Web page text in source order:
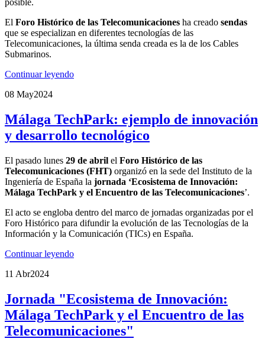
posible.
El Foro Histórico de las Telecomunicaciones ha creado sendas
que se especializan en diferentes tecnologías de las
Telecomunicaciones, la última senda creada es la de los Cables
Submarinos.
Continuar leyendo
08 May2024
Málaga TechPark: ejemplo de innovación
y desarrollo tecnológico
El pasado lunes 29 de abril el Foro Histórico de las
Telecomunicaciones (FHT) organizó en la sede del Instituto de la
Ingeniería de España la jornada ‘Ecosistema de Innovación:
Málaga TechPark y el Encuentro de las Telecomunicaciones’.
El acto se engloba dentro del marco de jornadas organizadas por el
Foro Histórico para difundir la evolución de las Tecnologías de la
Información y la Comunicación (TICs) en España.
Continuar leyendo
11 Abr2024
Jornada "Ecosistema de Innovación:
Málaga TechPark y el Encuentro de las
Telecomunicaciones"